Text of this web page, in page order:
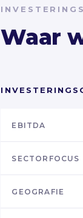
Waar
EBITDA
SECTORFOCUS
GEOGRAFIE